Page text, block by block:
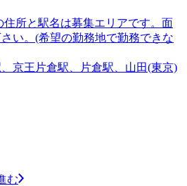
所と駅名は募集エリアです。面
い。(希望の勤務地で勤務できな
京王片倉駅、片倉駅、山田(東京)
む